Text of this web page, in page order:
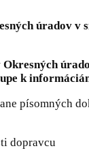
úradov
k
písomných
dopravcu